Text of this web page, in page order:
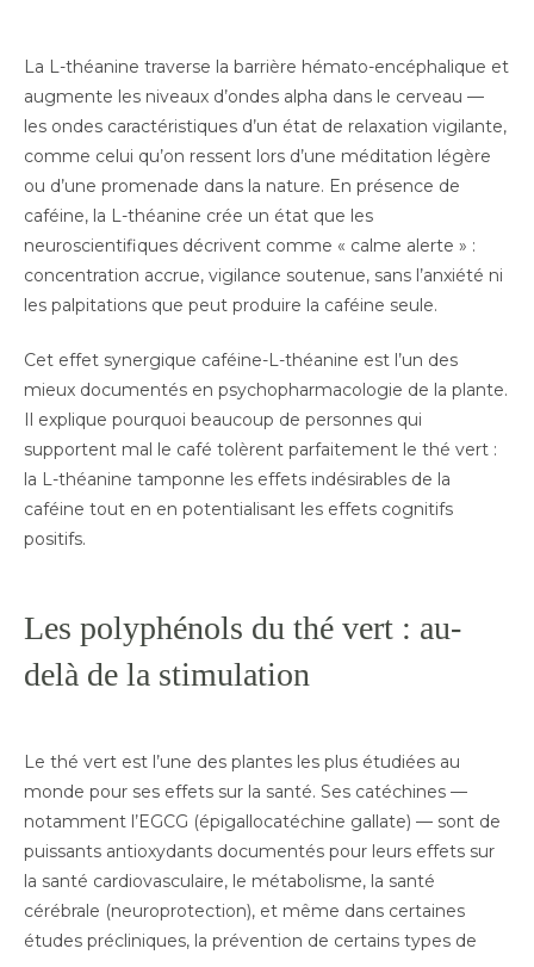
La L-théanine traverse la barrière hémato-encéphalique et
augmente les niveaux d’ondes alpha dans le cerveau —
les ondes caractéristiques d’un état de relaxation vigilante,
comme celui qu’on ressent lors d’une méditation légère
ou d’une promenade dans la nature. En présence de
caféine, la L-théanine crée un état que les
neuroscientifiques décrivent comme « calme alerte » :
concentration accrue, vigilance soutenue, sans l’anxiété ni
les palpitations que peut produire la caféine seule.
Cet effet synergique caféine-L-théanine est l’un des
mieux documentés en psychopharmacologie de la plante.
Il explique pourquoi beaucoup de personnes qui
supportent mal le café tolèrent parfaitement le thé vert :
la L-théanine tamponne les effets indésirables de la
caféine tout en en potentialisant les effets cognitifs
positifs.
Les polyphénols du thé vert : au-
delà de la stimulation
Le thé vert est l’une des plantes les plus étudiées au
monde pour ses effets sur la santé. Ses catéchines —
notamment l’EGCG (épigallocatéchine gallate) — sont de
puissants antioxydants documentés pour leurs effets sur
la santé cardiovasculaire, le métabolisme, la santé
cérébrale (neuroprotection), et même dans certaines
études précliniques, la prévention de certains types de